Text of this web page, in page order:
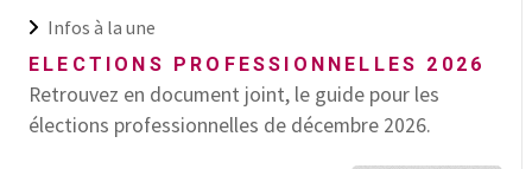
Infos à la une
ELECTIONS PROFESSIONNELLES 2026
Retrouvez en document joint, le guide pour les
élections professionnelles de décembre 2026.